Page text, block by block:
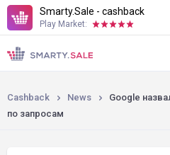
Smarty.Sale - cashback
Play Market:
TERMS OF USE
PLUGINS
Cashback News
Google
по запросам